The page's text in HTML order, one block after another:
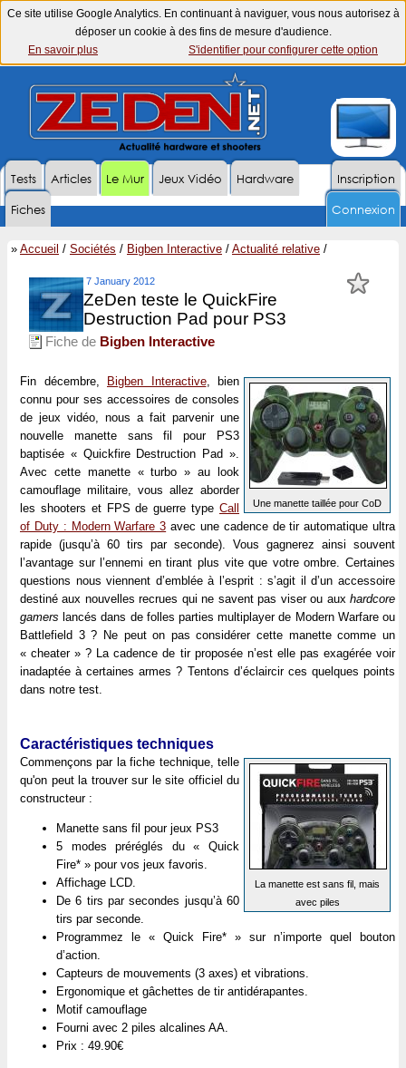
Ce site utilise Google Analytics. En continuant à naviguer, vous nous autorisez à
déposer un cookie à des fins de mesure d'audience.
En savoir plus
S'identifier pour configurer cette option
Inscription
Tests Articles Le Mur Jeux Vidéo
Hardware
Fiches
Connexion
» Accueil / Sociétés / Bigben Interactive / Actualité relative /
7 January 2012
ZeDen teste le QuickFire
Destruction Pad pour PS3
Fiche de Bigben Interactive
Une manette taillée pour CoD
Fin décembre, Bigben Interactive, bien
connu pour ses accessoires de consoles
de jeux vidéo, nous a fait parvenir une
nouvelle manette sans fil pour PS3
baptisée « Quickfire Destruction Pad ».
Avec cette manette « turbo » au look
camouflage militaire, vous allez aborder
les shooters et FPS de guerre type Call
of Duty : Modern Warfare 3 avec une cadence de tir automatique ultra
rapide (jusqu’à 60 tirs par seconde). Vous gagnerez ainsi souvent
l’avantage sur l’ennemi en tirant plus vite que votre ombre. Certaines
questions nous viennent d’emblée à l’esprit : s’agit il d’un accessoire
destiné aux nouvelles recrues qui ne savent pas viser ou aux hardcore
gamers lancés dans de folles parties multiplayer de Modern Warfare ou
Battlefield 3 ? Ne peut on pas considérer cette manette comme un
« cheater » ? La cadence de tir proposée n’est elle pas exagérée voir
inadaptée à certaines armes ? Tentons d’éclaircir ces quelques points
dans notre test.
Caractéristiques techniques
La manette est sans fil, mais
avec piles
Commençons par la fiche technique, telle
qu'on peut la trouver sur le site officiel du
constructeur :
Manette sans fil pour jeux PS3
5 modes préréglés du « Quick
Fire* » pour vos jeux favoris.
Affichage LCD.
De 6 tirs par secondes jusqu’à 60
tirs par seconde.
Programmez le « Quick Fire* » sur n’importe quel bouton
d’action.
Capteurs de mouvements (3 axes) et vibrations.
Ergonomique et gâchettes de tir antidérapantes.
Motif camouflage
Fourni avec 2 piles alcalines AA.
Prix : 49.90€